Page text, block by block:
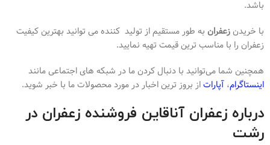
باشد.
با خریدنزعفران به طور مستقیم از تولید کننده می توانید بهترین کیفیت
زعفران را با مناسب ترین قیمت تهیه نمایید.
همچنین شما می‌توانید با دنبال کردن ما در شبکه های اجتماعی مانند
اینستاگرام، آپاراتاز بروز ترین اخبار در مورد محصولات ما با خبر شوید.
درباره زعفران آناقاین فروشنده زعفران در
رشت